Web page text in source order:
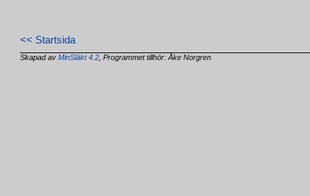
<< Startsida
Skapad avMinSläkt 4.2 , Programmet tillhör: Åke Norgren